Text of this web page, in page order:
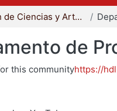
División de Ciencias y Artes para el Diseño
de
this communityhttps://